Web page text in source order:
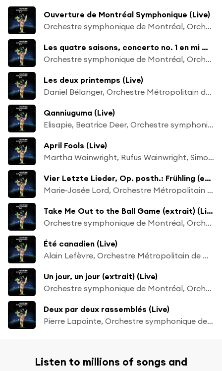
Ouverture de Montréal Symphonique (Live)
Orchestre symphonique de Montréal, Orchestre Métropolitain de Montréal, Orchestre symphonique de McGill & Simon Leclerc
Les quatre saisons, concerto no. 1 en mi majeur, RV 269 "Le printemps": I. Allegro (extrait) (Live)
Orchestre symphonique de Montréal, Orchestre Métropolitain de Montréal, Orchestre symphonique de McGill & Simon Leclerc
Les deux printemps (Live)
Daniel Bélanger, Orchestre Métropolitain de Montréal & Simon Leclerc
Qanniuguma (Live)
Elisapie, Beatrice Deer, Orchestre symphonique de Montréal & Simon Leclerc
April Fools (Live)
Martha Wainwright, Rufus Wainwright, Simon Leclerc & Orchestre Métropolitain de Montréal
Vier Letzte Lieder, Op. posth.: Frühling (extrait) (Live)
Marie-Josée Lord, Orchestre Métropolitain de Montréal & Simon Leclerc
Take Me Out to the Ball Game (extrait) (Live)
Orchestre symphonique de Montréal, Orchestre Métropolitain de Montréal, Orchestre symphonique de McGill & Simon Leclerc
Été canadien (Live)
Alain Lefèvre, Orchestre Métropolitain de Montréal & Simon Leclerc
Un jour, un jour (extrait) (Live)
Orchestre symphonique de Montréal, Orchestre Métropolitain de Montréal, Orchestre symphonique de McGill & Simon Leclerc
Deux par deux rassemblés (Live)
Pierre Lapointe, Orchestre symphonique de Montréal & Simon Leclerc
Listen to millions of songs and